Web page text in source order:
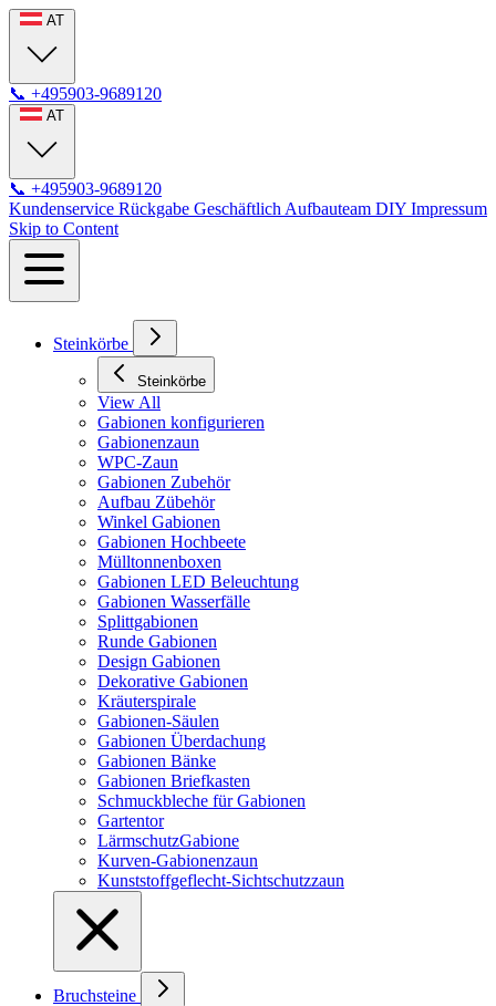
AT
📞 +495903-9689120
AT
📞 +495903-9689120
Kundenservice Rückgabe Geschäftlich Aufbauteam DIY Impressum
Skip to Content
Steinkörbe
Steinkörbe
View All
Gabionen konfigurieren
Gabionenzaun
WPC-Zaun
Gabionen Zubehör
Aufbau Zübehör
Winkel Gabionen
Gabionen Hochbeete
Mülltonnenboxen
Gabionen LED Beleuchtung
Gabionen Wasserfälle
Splittgabionen
Runde Gabionen
Design Gabionen
Dekorative Gabionen
Kräuterspirale
Gabionen-Säulen
Gabionen Überdachung
Gabionen Bänke
Gabionen Briefkasten
Schmuckbleche für Gabionen
Gartentor
LärmschutzGabione
Kurven-Gabionenzaun
Kunststoffgeflecht-Sichtschutzzaun
Bruchsteine